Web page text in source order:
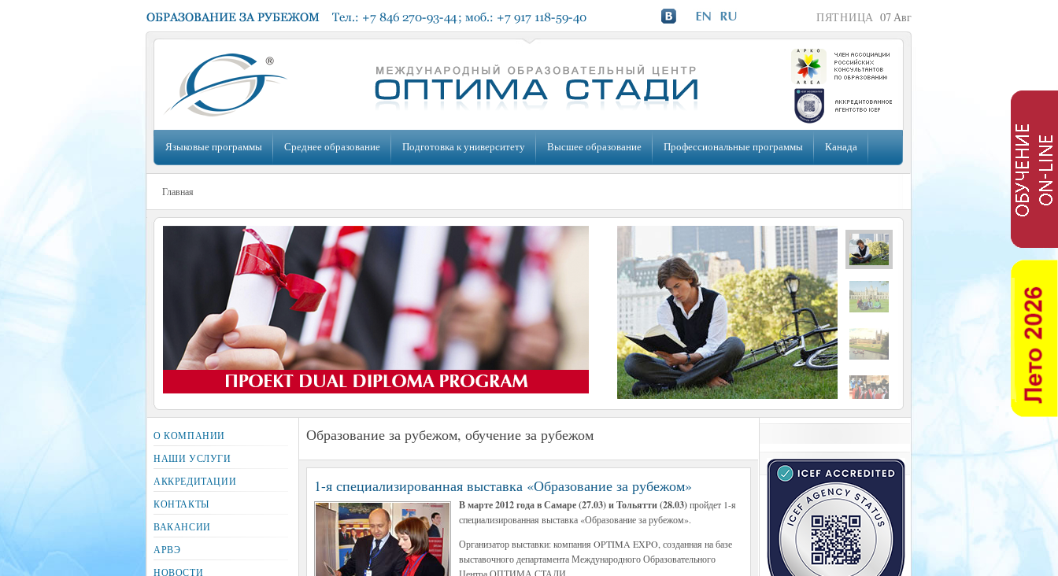
ПЯТНИЦА 07Авг
Языковые программы Среднее образование Подготовка к университету Высшее образование Профессиональные программы Канада
Главная
Образование за рубежом, обучение за рубежом
1-я специализированная выставка «Образование за рубежом»
В марте 2012 года в Самаре (27.03) и Тольятти (28.03)пройдет 1-я
специализированная выставка «Образование за рубежом».
Организатор выставки: компания OPTIMA EXPO, созданная на базе
выставочного департамента Международного Образовательного
Центра ОПТИМА СТАДИ.
О КОМПАНИИ
НАШИ УСЛУГИ
АККРЕДИТАЦИИ
КОНТАКТЫ
ВАКАНСИИ
АРВЭ
НОВОСТИ